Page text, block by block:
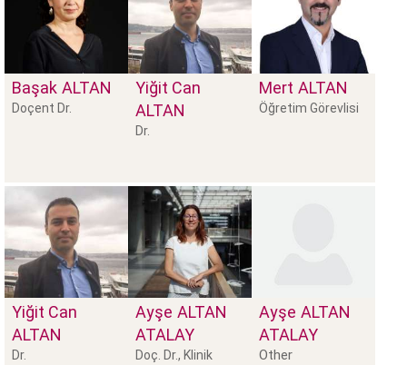
Başak ALTAN
Doçent Dr.
Yiğit Can
ALTAN
Dr.
Mert ALTAN
Öğretim Görevlisi
Yiğit Can
ALTAN
Dr.
Ayşe ALTAN
ATALAY
Doç. Dr., Klinik
Ayşe ALTAN
ATALAY
Other